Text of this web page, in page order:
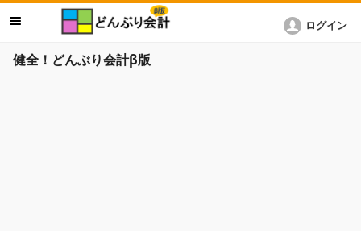
健全！どんぶり会計β版
ログイン